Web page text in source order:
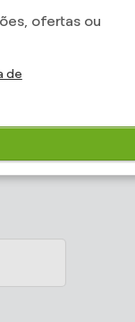
ofertas ou
de